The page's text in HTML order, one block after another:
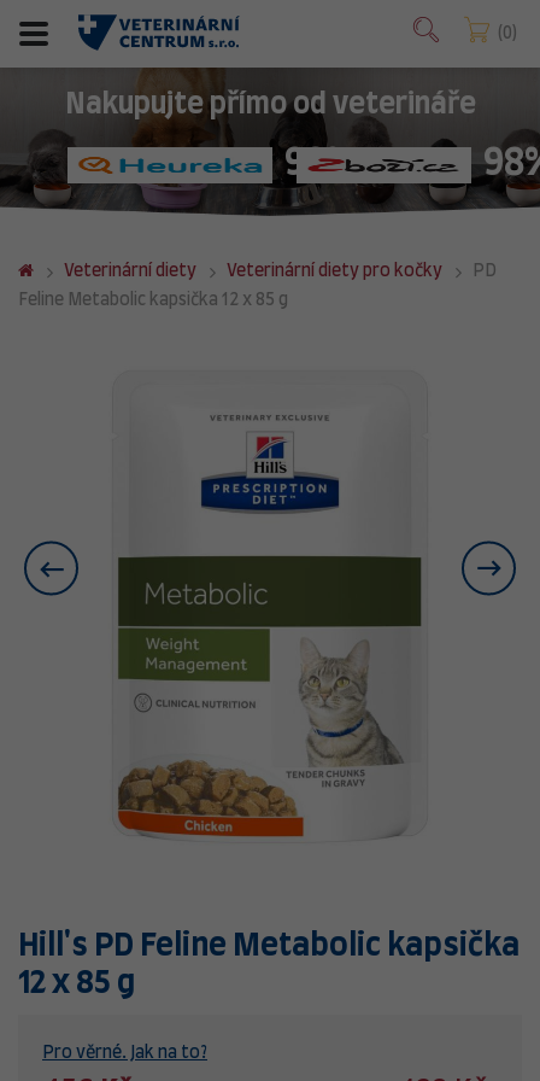
0
Nakupujte přímo od veterináře
98%
Veterinární diety Veterinární diety pro kočky
PD
Feline Metabolic kapsička 12 x 85 g
Hill's PD Feline Metabolic kapsička
12 x 85 g
Pro věrné. Jak na to?